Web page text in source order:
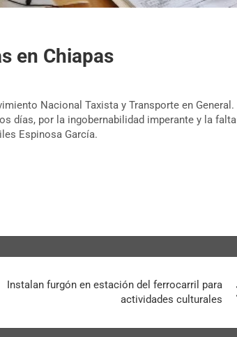
en Chiapas
Nacional Taxista y Transporte en General.
días, por la ingobernabilidad imperante y la falta
Espinosa García.
Instalan furgón en estación del ferrocarril para
actividades culturales